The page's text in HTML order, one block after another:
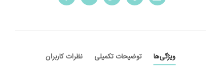
ویژگی‌ها توضیحات تکمیلی نظرات کاربران